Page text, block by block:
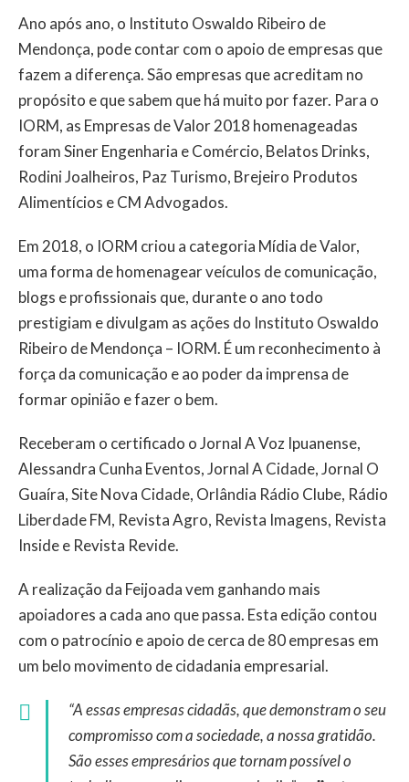
Ano após ano, o Instituto Oswaldo Ribeiro de
Mendonça, pode contar com o apoio de empresas que
fazem a diferença. São empresas que acreditam no
propósito e que sabem que há muito por fazer. Para o
IORM, as Empresas de Valor 2018 homenageadas
foram Siner Engenharia e Comércio, Belatos Drinks,
Rodini Joalheiros, Paz Turismo, Brejeiro Produtos
Alimentícios e CM Advogados.
Em 2018, o IORM criou a categoria Mídia de Valor,
uma forma de homenagear veículos de comunicação,
blogs e profissionais que, durante o ano todo
prestigiam e divulgam as ações do Instituto Oswaldo
Ribeiro de Mendonça – IORM. É um reconhecimento à
força da comunicação e ao poder da imprensa de
formar opinião e fazer o bem.
Receberam o certificado o Jornal A Voz Ipuanense,
Alessandra Cunha Eventos, Jornal A Cidade, Jornal O
Guaíra, Site Nova Cidade, Orlândia Rádio Clube, Rádio
Liberdade FM, Revista Agro, Revista Imagens, Revista
Inside e Revista Revide.
A realização da Feijoada vem ganhando mais
apoiadores a cada ano que passa. Esta edição contou
com o patrocínio e apoio de cerca de 80 empresas em
um belo movimento de cidadania empresarial.
“A essas empresas cidadãs, que demonstram o seu
compromisso com a sociedade, a nossa gratidão.
São esses empresários que tornam possível o